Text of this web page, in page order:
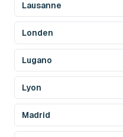
Lausanne
Londen
Lugano
Lyon
Madrid